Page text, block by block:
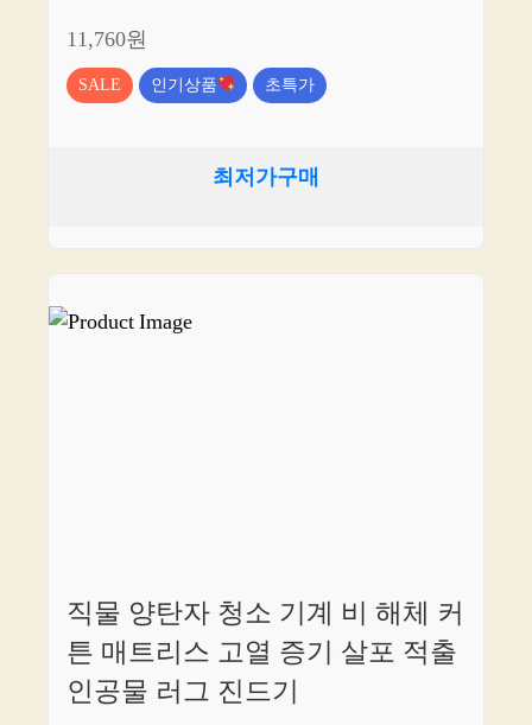
11,760원
SALE 인기상품 초특가
최저가구매
직물 양탄자 청소 기계 비 해체 커
튼 매트리스 고열 증기 살포 적출
인공물 러그 진드기